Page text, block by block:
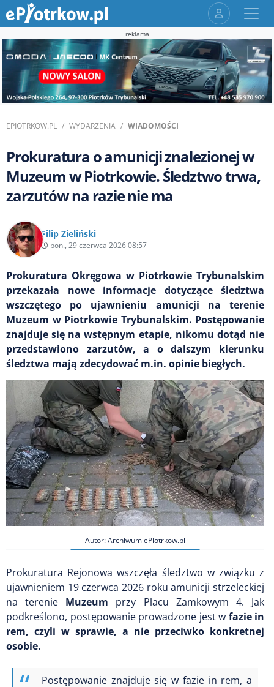
reklama
EPIOTRKOW.PL WYDARZENIA WIADOMOŚCI
Prokuratura o amunicji znalezionej w
Muzeum w Piotrkowie. Śledztwo trwa,
zarzutów na razie nie ma
Filip Zieliński
pon., 29 czerwca 2026 08:57
Prokuratura Okręgowa w Piotrkowie Trybunalskim
przekazała nowe informacje dotyczące śledztwa
wszczętego po ujawnieniu amunicji na terenie
Muzeum w Piotrkowie Trybunalskim. Postępowanie
znajduje się na wstępnym etapie, nikomu dotąd nie
przedstawiono zarzutów, a o dalszym kierunku
śledztwa mają zdecydować m.in. opinie biegłych.
Autor: Archiwum ePiotrkow.pl
Prokuratura Rejonowa wszczęła śledztwo w związku z
ujawnieniem 19 czerwca 2026 roku amunicji strzeleckiej
na terenie Muzeum przy Placu Zamkowym 4. Jak
podkreślono, postępowanie prowadzone jest w fazie in
rem, czyli w sprawie, a nie przeciwko konkretnej
osobie.
Postępowanie znajduje się w fazie in rem, a